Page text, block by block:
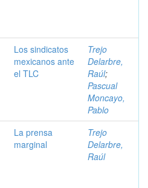
Los sindicatos
mexicanos ante
el TLC
Trejo
Delarbre,
Raúl;
Pascual
Moncayo,
Pablo
La prensa
marginal
Trejo
Delarbre,
Raúl